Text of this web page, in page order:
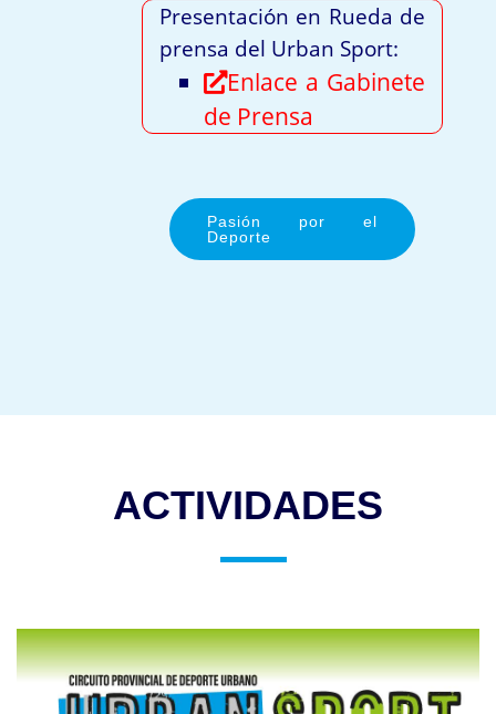
Presentación en Rueda de
prensa del Urban Sport:
Enlace a Gabinete
de Prensa
Pasión por el
Deporte
ACTIVIDADES